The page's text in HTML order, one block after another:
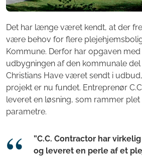
Det har længe været kendt, at der
være behov for flere
Kommune. Derfor har opgaven
udbygningen af den kommunale
Christians Have været sendt i
projekt er nu fundet. Entreprenør
leveret en løsning, som rammer
parametre.
”C.C. Contractor har
og leveret en perle af et